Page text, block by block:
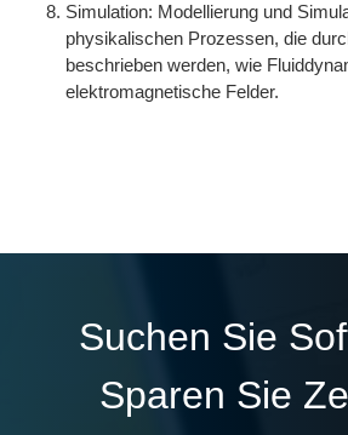
Simulation: Modellierung und
physikalischen Prozessen, die
beschrieben werden, wie
elektromagnetische Felder.
Suchen Sie
Sparen Sie